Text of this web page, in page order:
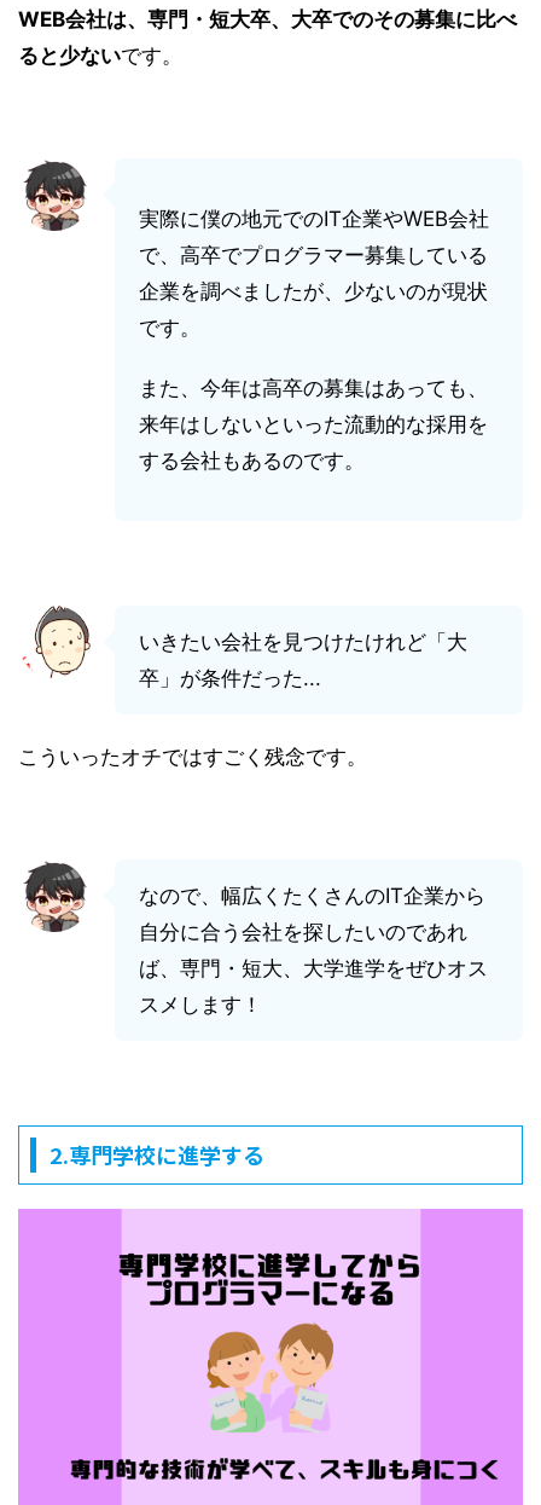
WEB会社は、専門・短大卒、大卒でのその募集に比べ
ると少ないです。
実際に僕の地元でのIT企業やWEB会社
で、高卒でプログラマー募集している
企業を調べましたが、少ないのが現状
です。
また、今年は高卒の募集はあっても、
来年はしないといった流動的な採用を
する会社もあるのです。
いきたい会社を見つけたけれど「大
卒」が条件だった...
こういったオチではすごく残念です。
なので、幅広くたくさんのIT企業から
自分に合う会社を探したいのであれ
ば、専門・短大、大学進学をぜひオス
スメします！
2.専門学校に進学する